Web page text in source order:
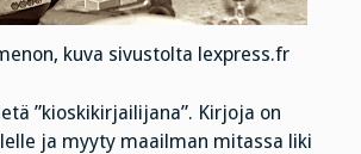
kuva sivustolta lexpress.fr
”kioskikirjailijana”. Kirjoja on
ja myyty maailman mitassa liki